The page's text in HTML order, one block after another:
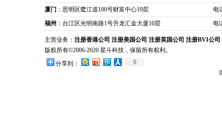
厦门 ：思明区鹭江道100号财富中心19层
电
福州 ：台江区光明南路1号升龙汇金大厦10层 电
主营业务： 注册香港公司 注册美国公司 注册英国公司 注册BVI公司
版权所有©2006-2020 星斗科技，保留所有权利。
分享到：
0